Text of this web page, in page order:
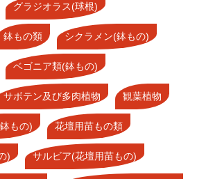
グラジオラス(球根)
鉢もの類 シクラメン(鉢もの)
ベゴニア類(鉢もの)
サボテン及び多肉植物 観葉植物
もの) 花壇用苗もの類
) サルビア(花壇用苗もの)